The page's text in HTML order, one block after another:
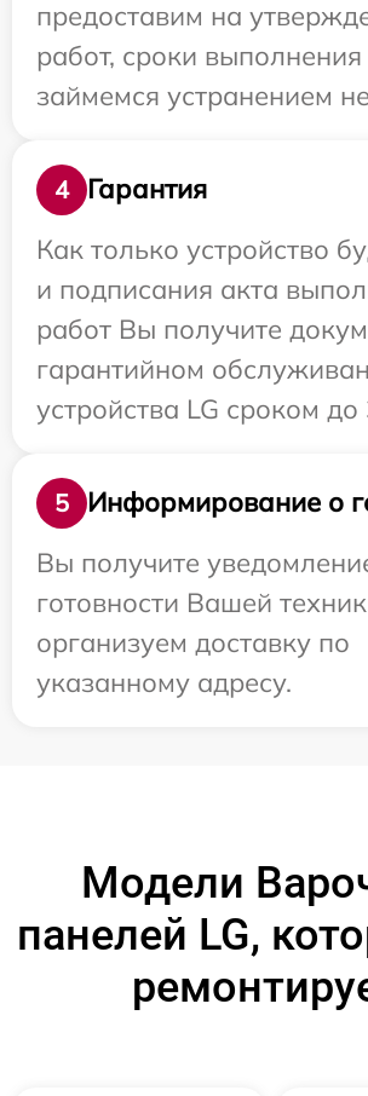
предоставим на
работ, сроки выполнения
займемся устранением
4
Гарантия
Как только устройство
и подписания акта
работ Вы получите
гарантийном
устройства LG сроком до
5
Информирование о
Вы получите
готовности Вашей
организуем доставку по
указанному адресу.
Модели
панелей LG,